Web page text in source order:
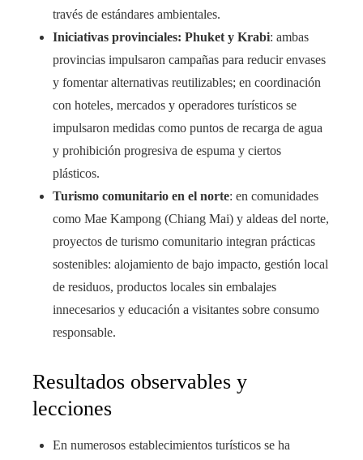
través de estándares ambientales.
Iniciativas provinciales: Phuket y Krabi: ambas
provincias impulsaron campañas para reducir envases
y fomentar alternativas reutilizables; en coordinación
con hoteles, mercados y operadores turísticos se
impulsaron medidas como puntos de recarga de agua
y prohibición progresiva de espuma y ciertos
plásticos.
Turismo comunitario en el norte: en comunidades
como Mae Kampong (Chiang Mai) y aldeas del norte,
proyectos de turismo comunitario integran prácticas
sostenibles: alojamiento de bajo impacto, gestión local
de residuos, productos locales sin embalajes
innecesarios y educación a visitantes sobre consumo
responsable.
Resultados observables y
lecciones
En numerosos establecimientos turísticos se ha